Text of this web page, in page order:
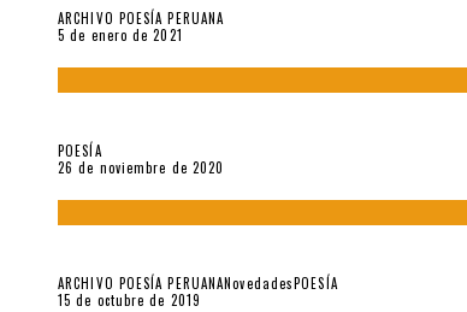
ARCHIVO POESÍA PERUANA
5 de enero de 2021
POESÍA
26 de noviembre de 2020
ARCHIVO POESÍA PERUANANovedadesPOESÍA
15 de octubre de 2019